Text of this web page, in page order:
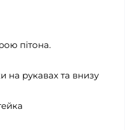
пітона.
на рукавах та внизу